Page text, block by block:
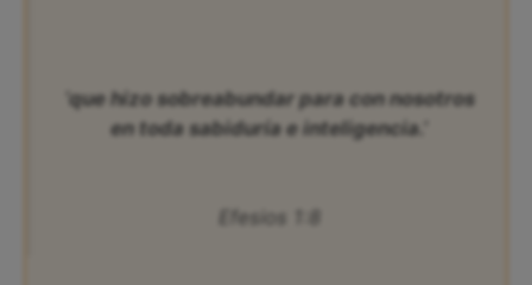
‘que hizo sobreabundar para con nosotros
en toda sabiduría e inteligencia.’
Efesios 1:8